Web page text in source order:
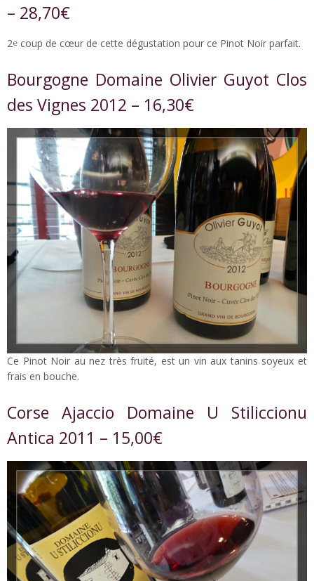
– 28,70€
2e coup de cœur de cette dégustation pour ce Pinot Noir parfait.
Bourgogne Domaine Olivier Guyot Clos
des Vignes 2012 – 16,30€
Ce Pinot Noir au nez très fruité, est un vin aux tanins soyeux et
frais en bouche.
Corse Ajaccio Domaine U Stiliccionu
Antica 2011 – 15,00€